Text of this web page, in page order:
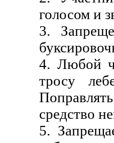
голосом и
3.
4. Любой
тросу
средство
5.